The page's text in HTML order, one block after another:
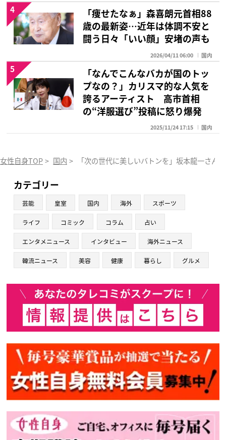
「痩せたなぁ」森喜朗元首相88
歳の最新姿…近年は体調不安と
闘う日々「いい顔」安堵の声も
2026/04/11 06:00 国内
4
「なんでこんなバカが国のトッ
プなの？」カリスマ的な人気を
誇るアーティスト 高市首相
の“洋服選び”投稿に怒り爆発
2025/11/24 17:15 国内
5
女性自身TOP > 国内 > 「次の世代に美しいバトンを」坂本龍一さん
カテゴリー
芸能 皇室 国内 海外 スポーツ
ライフ コミック コラム 占い
エンタメニュース インタビュー 海外ニュース
韓流ニュース 美容 健康 暮らし グルメ